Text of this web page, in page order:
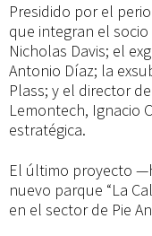
Presidido por el
que integran el
Nicholas Davis; el
Antonio Díaz; la
Plass; y el director
Lemontech, Ignacio
estratégica.
El último proyecto
nuevo parque “La
en el sector de Pie